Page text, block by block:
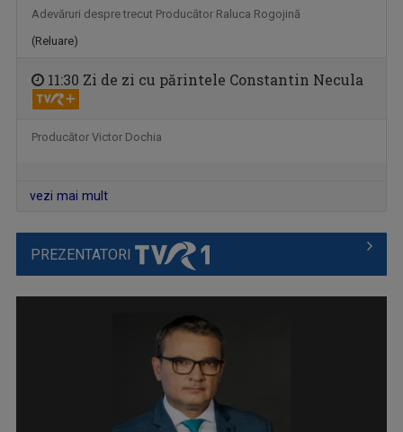
MAGHIARA DE PE UNU
ROCK MANIAC
Știri, albumele momentului, cronica ...
Adevăruri despre trecut Producător Raluca Rogojină
(Reluare)
11:30 Zi de zi cu părintele Constantin Necula
Producător Victor Dochia
vezi mai mult
PREZENTATORI